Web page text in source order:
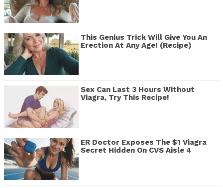
This Genius Trick Will Give You An
Erection At Any Age! (Recipe)
Sex Can Last 3 Hours Without
Viagra, Try This Recipe!
ER Doctor Exposes The $1 Viagra
Secret Hidden On CVS Aisle 4